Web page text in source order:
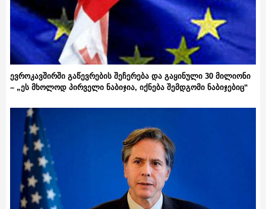
ევროკავშირში გაწევრების შეჩერება და გაყინული 30 მილიონი
– „ეს მხოლოდ პირველი ნაბიჯია, იქნება შემდგომი ნაბიჯებიც“